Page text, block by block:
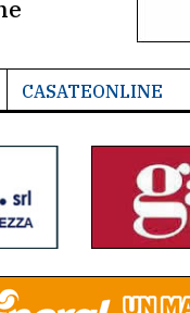
CASATEONLINE